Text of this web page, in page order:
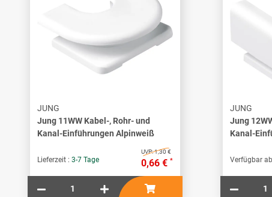
JUNG
Jung 11WW Kabel-, Rohr- und
Kanal-Einführungen Alpinweiß
Lieferzeit : 3-7 Tage
UVP:1,30 €
0,66 € *
JUNG
Jung
Kanal-
Verfügbar